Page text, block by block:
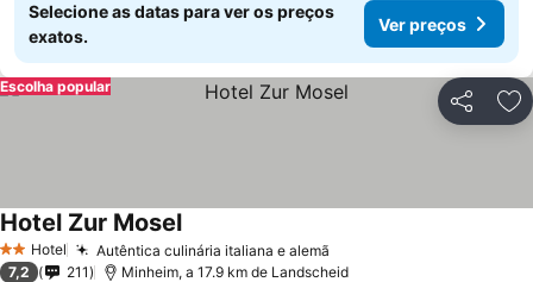
Selecione as datas para ver os preços
exatos.
Ver preços
Partilhar
Escolha popular
2 Estrelas
Hotel Autêntica culinária italiana e alemã
Hotel Zur Mosel
7,2 211 Minheim, a 17.9 km de Landscheid